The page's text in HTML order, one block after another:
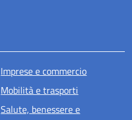
Imprese e commercio
Mobilità e trasporti
Salute, benessere e